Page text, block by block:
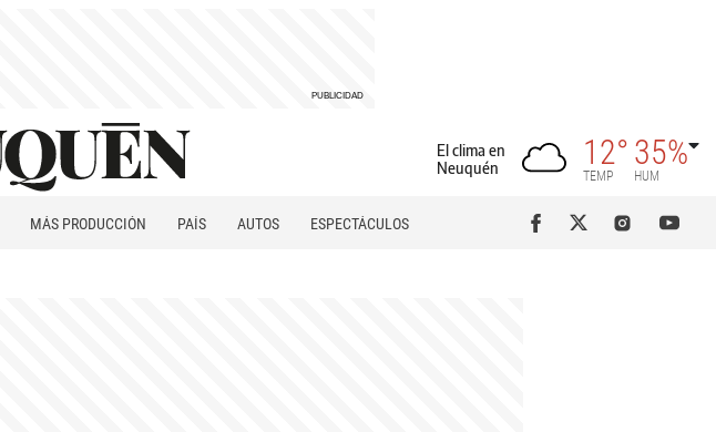
El clima en
Neuquén
12°
TEMP
35%
HUM
MÁS PRODUCCIÓN PAÍS AUTOS
ESPECTÁCULOS